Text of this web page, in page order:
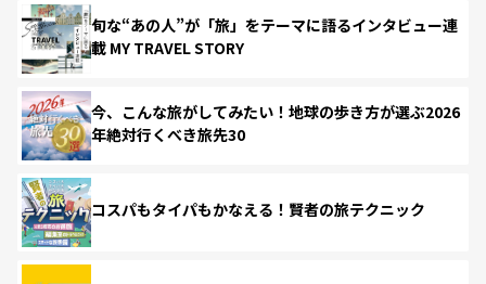
旬な“あの人”が「旅」をテーマに語るインタビュー連
載 MY TRAVEL STORY
今、こんな旅がしてみたい！地球の歩き方が選ぶ2026
年絶対行くべき旅先30
コスパもタイパもかなえる！賢者の旅テクニック